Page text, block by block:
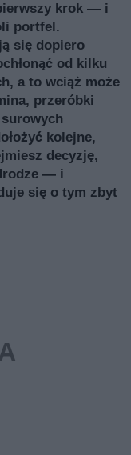
krok — i
portfel.
się dopiero
od kilku
a to wciąż może
przeróbki
kolejne,
decyzję,
— i
się o tym zbyt